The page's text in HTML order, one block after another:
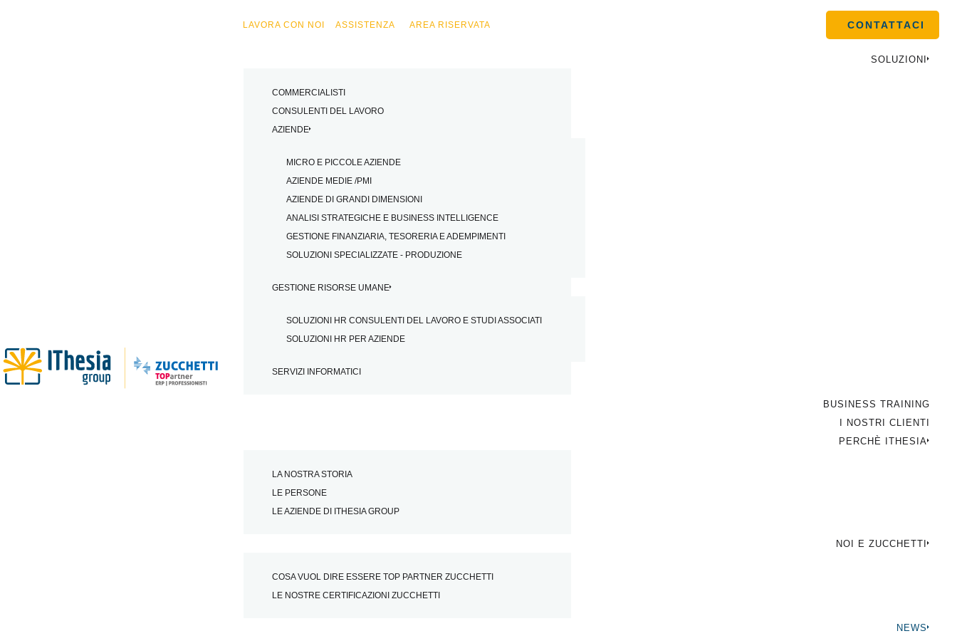
LAVORA CON NOI ASSISTENZA AREA RISERVATA CONTATTACI
SOLUZIONI
COMMERCIALISTI
CONSULENTI DEL LAVORO
AZIENDE
MICRO E PICCOLE AZIENDE
AZIENDE MEDIE /PMI
AZIENDE DI GRANDI DIMENSIONI
ANALISI STRATEGICHE E BUSINESS INTELLIGENCE
GESTIONE FINANZIARIA, TESORERIA E ADEMPIMENTI
SOLUZIONI SPECIALIZZATE - PRODUZIONE
GESTIONE RISORSE UMANE
SOLUZIONI HR CONSULENTI DEL LAVORO E STUDI ASSOCIATI
SOLUZIONI HR PER AZIENDE
SERVIZI INFORMATICI
BUSINESS TRAINING
I NOSTRI CLIENTI
PERCHÈ ITHESIA
LA NOSTRA STORIA
LE PERSONE
LE AZIENDE DI ITHESIA GROUP
NOI E ZUCCHETTI
COSA VUOL DIRE ESSERE TOP PARTNER ZUCCHETTI
LE NOSTRE CERTIFICAZIONI ZUCCHETTI
NEWS